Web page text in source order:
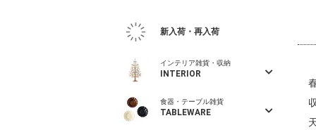
新入荷・再入荷
インテリア雑貨・収納
INTERIOR
食器・テーブル雑貨
TABLEWARE